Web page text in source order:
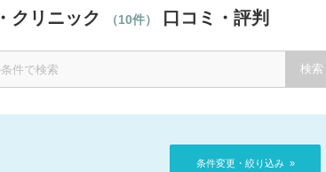
クリニック （10件） 口コミ・評判
条件変更・絞り込み »